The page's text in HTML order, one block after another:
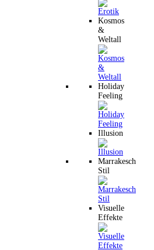
Kosmos
&
Weltall
Holiday
Feeling
Illusion
Marrakesch
Stil
Visuelle
Effekte